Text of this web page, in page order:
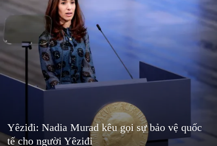
Yêziđi: Nadia Murad kêu gọi sự bảo vệ quốc
tế cho người Yêziđi